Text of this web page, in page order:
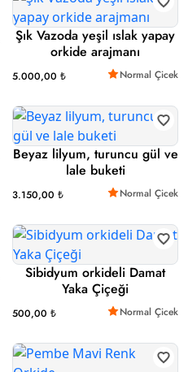
Şık Vazoda yeşil ıslak yapay
orkide arajmanı
5.000,00 ₺ Normal Çicek
Beyaz lilyum, turuncu gül ve
lale buketi
3.150,00 ₺ Normal Çicek
Sibidyum orkideli Damat
Yaka Çiçeği
500,00 ₺ Normal Çicek